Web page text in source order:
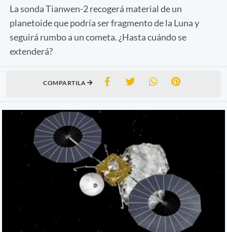
La sonda Tianwen-2 recogerá material de un
planetoide que podría ser fragmento de la Luna y
seguirá rumbo a un cometa. ¿Hasta cuándo se
extenderá?
COMPARTILA